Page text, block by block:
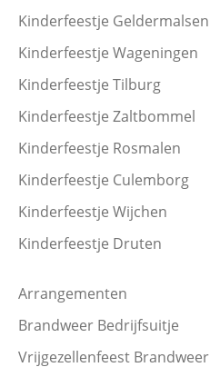
Kinderfeestje Geldermalsen
Kinderfeestje Wageningen
Kinderfeestje Tilburg
Kinderfeestje Zaltbommel
Kinderfeestje Rosmalen
Kinderfeestje Culemborg
Kinderfeestje Wijchen
Kinderfeestje Druten
Arrangementen
Brandweer Bedrijfsuitje
Vrijgezellenfeest Brandweer